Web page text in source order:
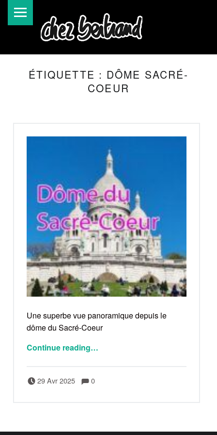
ÉTIQUETTE : DÔME SACRÉ-
COEUR
Une superbe vue panoramique depuis le
dôme du Sacré-Coeur
Continue reading…
29 Avr 2025 Written by:
Bertrand Comments:
0